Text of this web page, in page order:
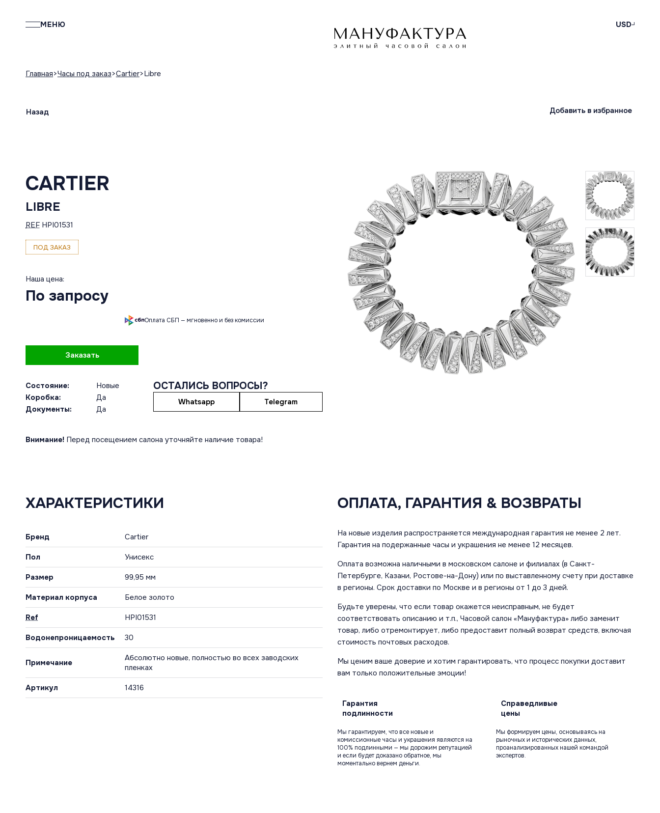
МЕНЮ USD
Главная Часы под заказ Cartier Libre
Назад Добавить в избранное
CARTIER
LIBRE
REF HPI01531
ПОД ЗАКАЗ
Наша цена:
По запросу
Оплата СБП — мгновенно и без комиссии
Заказать
Состояние:
Новые
Коробка:
Да
Документы:
Да
ОСТАЛИСЬ ВОПРОСЫ?
Whatsapp Telegram
Внимание! Перед посещением салона уточняйте наличие товара!
ХАРАКТЕРИСТИКИ
Бренд Cartier
Пол Унисекс
Размер 99,95 мм
Материал корпуса Белое золото
Ref HPI01531
Водонепроницаемость 30
Примечание
Абсолютно новые, полностью во всех заводских
пленках
Артикул 14316
ОПЛАТА, ГАРАНТИЯ & ВОЗВРАТЫ
На новые изделия распространяется международная гарантия не менее 2 лет.
Гарантия на подержанные часы и украшения не менее 12 месяцев.
Оплата возможна наличными в московском салоне и филиалах (в Санкт-
Петербурге, Казани, Ростове-на-Дону) или по выставленному счету при доставке
в регионы. Срок доставки по Москве и в регионы от 1 до 3 дней.
Будьте уверены, что если товар окажется неисправным, не будет
соответствовать описанию и т.п., Часовой салон «Мануфактура» либо заменит
товар, либо отремонтирует, либо предоставит полный возврат средств, включая
стоимость почтовых расходов.
Мы ценим ваше доверие и хотим гарантировать, что процесс покупки доставит
вам только положительные эмоции!
Гарантия
подлинности
Мы гарантируем, что все новые и
комиссионные часы и украшения являются на
100% подлинными — мы дорожим репутацией
и если будет доказано обратное, мы
моментально вернем деньги.
Справедливые
цены
Мы формируем цены, основываясь на
рыночных и исторических данных,
проанализированных нашей командой
экспертов.